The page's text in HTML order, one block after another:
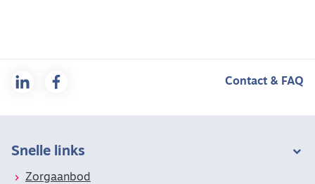
Contact & FAQ
Snelle links
Zorgaanbod